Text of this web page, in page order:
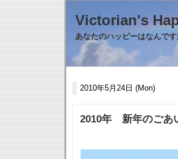
Victorian's
あなたのハッピーはなん
2010年5月24日 (Mon)
2010年 新年のごあ